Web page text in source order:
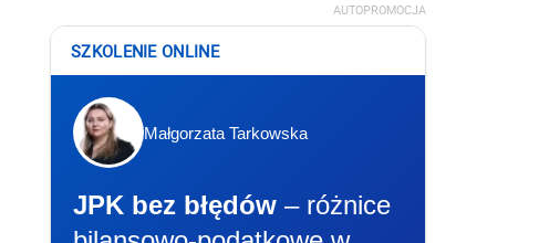
AUTOPROMOCJA
SZKOLENIE ONLINE
Małgorzata Tarkowska
JPK bez błędów – różnice